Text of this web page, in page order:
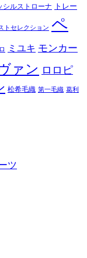
シルストローナ トレー
トセレクション ペ
ミユキ モンカー
ァン ロロピ
松希毛織 第一毛織 葛利
ツ